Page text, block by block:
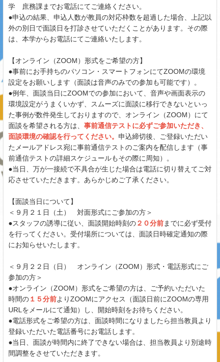
学 庶務課までお電話にてご連絡ください。
●申込の結果、申込人数が教員の対応枠数を超過した場合、上記以
外の別日で面談日を打診させていただくことがあります。その際
は、本学からお電話にてご連絡いたします。
【オンライン（ZOOM）形式をご希望の方】
●事前にお手持ちのパソコン・スマートフォンにてZOOMの環境
設定をお願いします（面談は音声のみでの参加も可能です）。
●例年、面談当日にZOOMでの参加において、音声や画面表示の
環境設定がうまくいかず、スムーズに面談に移行できないといっ
た事例が数件発生しておりますので、オンライン（ZOOM）にて
面談を希望される方は、 事前通信テストに必ずご参加いただき、
面談環境の確認を行ってください。 申込締切後、ご登録いただい
たメールアドレス宛に事前通信テストのご案内を配信します（事
前通信テストの詳細スケジュールもその際に周知）。
●当日、万が一接続で不具合が生じた場合は電話に切り替えてご対
応させていただきます。あらかじめご了承ください。
【面談当日について】
＜９月２１日（土） 対面形式にご参加の方＞
●スタッフの誘導に従い、面談開始時刻の２０分前までに必ず受付
を行ってください。受付場所については、面談日時確定通知の際
にお知らせいたします。
＜９月２２日（日） オンライン（ZOOM）形式・電話形式にご
参加の方＞
●オンライン（ZOOM）形式をご希望の方は、ご予約いただいた
時間の１５分前よりZOOMにアクセス（面談日前にZOOMの専用
URLをメールにて通知）し、開始時刻をお待ちください。
●電話形式をご希望の方は、面談時間になりましたら担当教員より
登録いただいた電話番号にお電話します。
●当日、面談が時間内に終了できない場合は、担当教員より別途時
間調整をさせていただきます。